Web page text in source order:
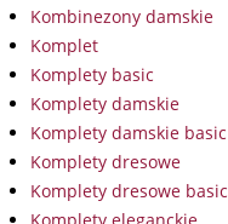
Kombinezony damskie
Komplet
Komplety basic
Komplety damskie
Komplety damskie basic
Komplety dresowe
Komplety dresowe basic